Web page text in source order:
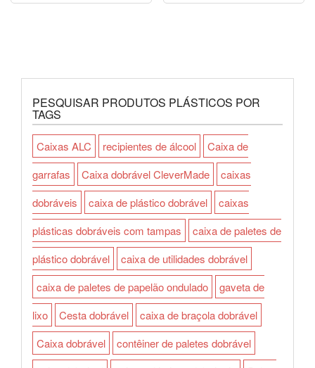
PESQUISAR PRODUTOS PLÁSTICOS POR
TAGS
Caixas ALC recipientes de álcool
Caixa de
garrafas
Caixa dobrável CleverMade
caixas
dobráveis
caixa de plástico dobrável
caixas
plásticas dobráveis com tampas
caixa de paletes de
plástico dobrável
caixa de utilidades dobrável
caixa de paletes de papelão ondulado
gaveta de
lixo
Cesta dobrável
caixa de braçola dobrável
Caixa dobrável
contêiner de paletes dobrável